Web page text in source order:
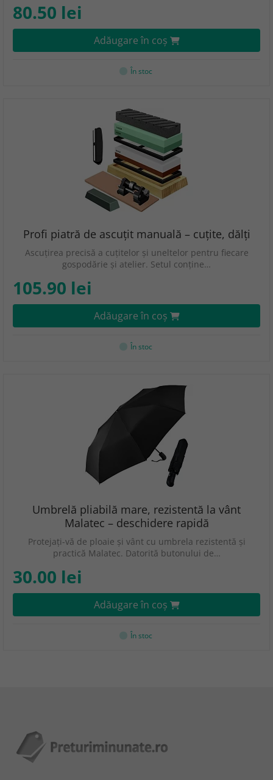
80.50 lei
Adăugare în coş
În stoc
Profi piatră de ascuțit manuală – cuțite, dălți
Ascuțirea precisă a cuțitelor și uneltelor pentru fiecare
gospodărie și atelier. Setul conține…
105.90 lei
Adăugare în coş
În stoc
Umbrelă pliabilă mare, rezistentă la vânt
Malatec – deschidere rapidă
Protejați-vă de ploaie și vânt cu umbrela rezistentă și
practică Malatec. Datorită butonului de…
30.00 lei
Adăugare în coş
În stoc